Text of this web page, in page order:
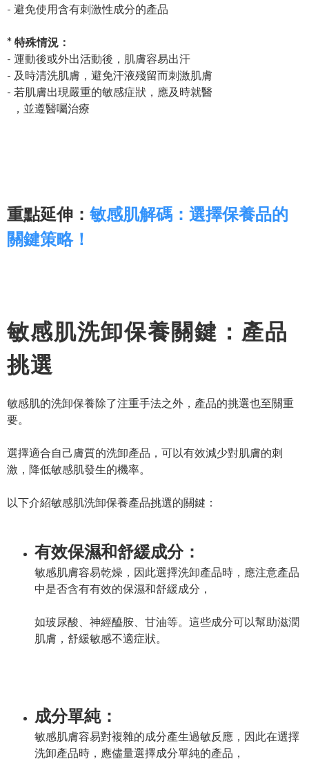
- 避免使用含有刺激性成分的產品
* 特殊情況：
- 運動後或外出活動後，肌膚容易出汗
- 及時清洗肌膚，避免汗液殘留而刺激肌膚
- 若肌膚出現嚴重的敏感症狀，應及時就醫
，並遵醫囑治療
重點延伸： 敏感肌解碼：選擇保養品的
關鍵策略！
敏感肌洗卸保養關鍵：產品
挑選
敏感肌的洗卸保養除了注重手法之外，產品的挑選也至關重
要。
選擇適合自己膚質的洗卸產品，可以有效減少對肌膚的刺
激，降低敏感肌發生的機率。
以下介紹敏感肌洗卸保養產品挑選的關鍵：
有效保濕和舒緩成分：
敏感肌膚容易乾燥，因此選擇洗卸產品時，應注意產品
中是否含有有效的保濕和舒緩成分，
如玻尿酸、神經醯胺、甘油等。這些成分可以幫助滋潤
肌膚，舒緩敏感不適症狀。
成分單純：
敏感肌膚容易對複雜的成分產生過敏反應，因此在選擇
洗卸產品時，應儘量選擇成分單純的產品，